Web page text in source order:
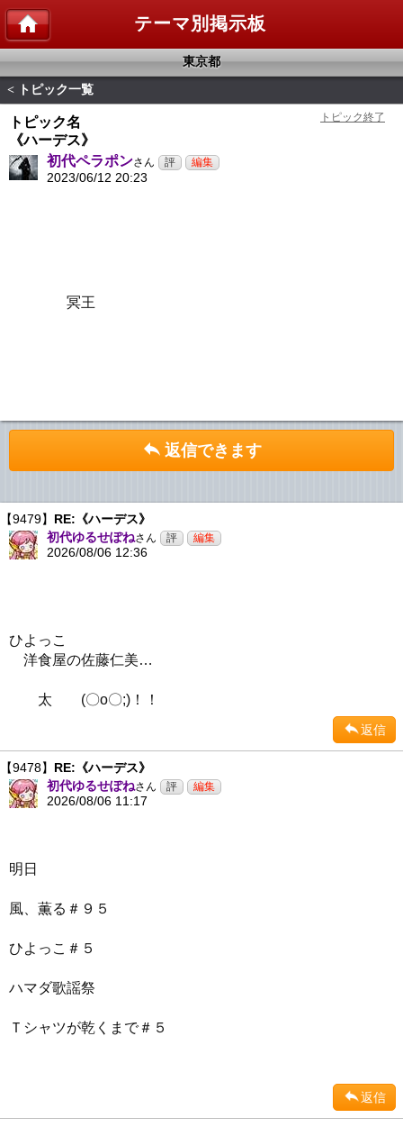
テーマ別掲示板
東京都
< トピック一覧
トピック名
《ハーデス》
初代ペラポンさん
2023/06/12 20:23
冥王
返信できます
【9479】 RE:《ハーデス》
初代ゆるせぽねさん
2026/08/06 12:36
ひよっこ
洋食屋の佐藤仁美…
太 (〇o〇;)！！
返信
【9478】 RE:《ハーデス》
初代ゆるせぽねさん
2026/08/06 11:17
明日
風、薫る＃９５
ひよっこ＃５
ハマダ歌謡祭
Ｔシャツが乾くまで＃５
返信